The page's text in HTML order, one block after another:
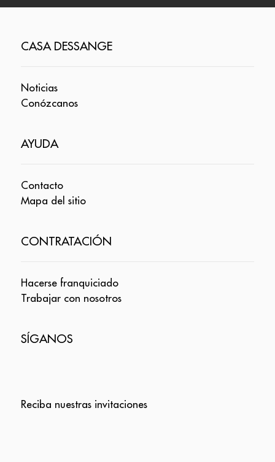
CASA DESSANGE
Noticias
Conózcanos
AYUDA
Contacto
Mapa del sitio
CONTRATACIÓN
Hacerse franquiciado
Trabajar con nosotros
SÍGANOS
Reciba nuestras invitaciones